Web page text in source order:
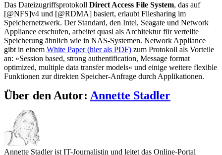
Das Dateizugriffsprotokoll Direct Access File System, das auf
[@NFS]v4 und [@RDMA] basiert, erlaubt Filesharing im
Speichernetzwerk. Der Standard, den Intel, Seagate und Network
Appliance erschufen, arbeitet quasi als Architektur für verteilte
Speicherung ähnlich wie in NAS-Systemen. Network Appliance
gibt in einem White Paper (hier als PDF) zum Protokoll als Vorteile
an: »Session based, strong authentification, Message format
optimized, multiple data transfer models« und einige weitere flexible
Funktionen zur direkten Speicher-Anfrage durch Applikationen.
Über den Autor: Annette Stadler
Annette Stadler ist IT-Journalistin und leitet das Online-Portal